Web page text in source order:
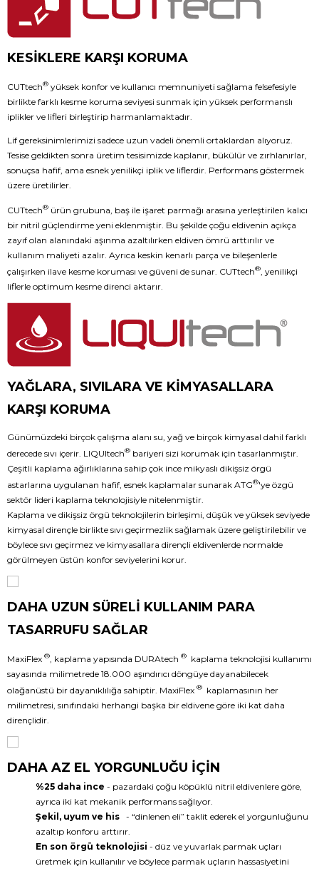
KESİKLERE KARŞI KORUMA
CUTtech® yüksek konfor ve kullanıcı memnuniyeti sağlama felsefesiyle
birlikte farklı kesme koruma seviyesi sunmak için yüksek performanslı
iplikler ve lifleri birleştirip harmanlamaktadır.
Lif gereksinimlerimizi sadece uzun vadeli önemli ortaklardan alıyoruz.
Tesise geldikten sonra üretim tesisimizde kaplanır, bükülür ve zırhlanırlar,
sonuçsa hafif, ama esnek yenilikçi iplik ve liflerdir. Performans göstermek
üzere üretilirler.
CUTtech® ürün grubuna, baş ile işaret parmağı arasına yerleştirilen kalıcı
bir nitril güçlendirme yeni eklenmiştir. Bu şekilde çoğu eldivenin açıkça
zayıf olan alanındaki aşınma azaltılırken eldiven ömrü arttırılır ve
kullanım maliyeti azalır. Ayrıca keskin kenarlı parça ve bileşenlerle
çalışırken ilave kesme koruması ve güveni de sunar. CUTtech®, yenilikçi
liflerle optimum kesme direnci aktarır.
YAĞLARA, SIVILARA VE KİMYASALLARA
KARŞI KORUMA
Günümüzdeki birçok çalışma alanı su, yağ ve birçok kimyasal dahil farklı
derecede sıvı içerir. LIQUItech® bariyeri sizi korumak için tasarlanmıştır.
Çeşitli kaplama ağırlıklarına sahip çok ince mikyaslı dikişsiz örgü
astarlarına uygulanan hafif, esnek kaplamalar sunarak ATG®'ye özgü
sektör lideri kaplama teknolojisiyle nitelenmiştir.
Kaplama ve dikişsiz örgü teknolojilerin birleşimi, düşük ve yüksek seviyede
kimyasal dirençle birlikte sıvı geçirmezlik sağlamak üzere geliştirilebilir ve
böylece sıvı geçirmez ve kimyasallara dirençli eldivenlerde normalde
görülmeyen üstün konfor seviyelerini korur.
DAHA UZUN SÜRELİ KULLANIM PARA
TASARRUFU SAĞLAR
MaxiFlex ®, kaplama yapısında DURAtech ® kaplama teknolojisi kullanımı
sayasında milimetrede 18.000 aşındırıcı döngüye dayanabilecek
olağanüstü bir dayanıklılığa sahiptir. MaxiFlex ® kaplamasının her
milimetresi, sınıfındaki herhangi başka bir eldivene göre iki kat daha
dirençlidir.
DAHA AZ EL YORGUNLUĞU İÇİN
%25 daha ince - pazardaki çoğu köpüklü nitril eldivenlere göre,
ayrıca iki kat mekanik performans sağlıyor.
Şekil, uyum ve his - “dinlenen eli” taklit ederek el yorgunluğunu
azaltıp konforu arttırır.
En son örgü teknolojisi - düz ve yuvarlak parmak uçları
üretmek için kullanılır ve böylece parmak uçların hassasiyetini